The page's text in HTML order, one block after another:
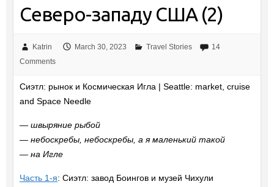
Северо-западу США (2)
Katrin March 30, 2023 Travel Stories
14
Comments
Сиэтл: рынок и Космическая Игла | Seattle: market, cruise
and Space Needle
— швыряние рыбой
— небоскребы, небоскребы, а я маленький такой
— на Игле
Часть 1-я: Сиэтл: завод Боингов и музей Чихули